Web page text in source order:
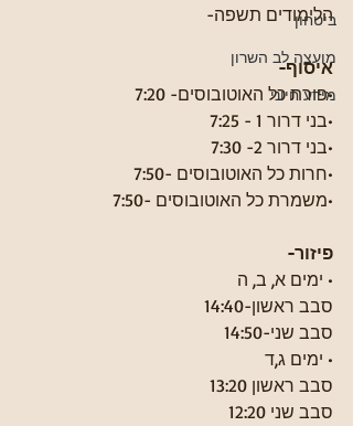
ביטחון
מועצה לב השרון
מידע חיוני
הלימודים תשפה-
איסוף-
•פורת כל האוטובוסים- 7:20
•בני דרור 1 - 7:25
•בני דרור 2- 7:30
•חרות כל האוטובוסים -7:50
•משמרת כל האוטובוסים -7:50
פיזור-
• ימים א, ב, ה
סבב ראשון-14:40
סבב שני-14:50
• ימים ג,ד
סבב ראשון 13:20
סבב שני 12:20